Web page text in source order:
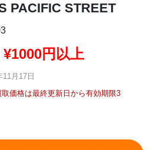
PACIFIC STREET
¥1000円以上
月17日
価格は最終更新日から有効期限3